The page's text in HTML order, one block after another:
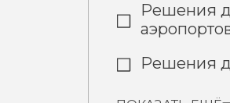
Решения
Решения